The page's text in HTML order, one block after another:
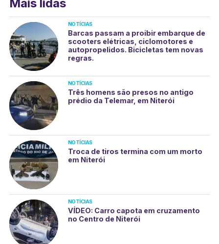
Mais lidas
NOTÍCIAS
Barcas passam a proibir embarque de
scooters elétricas, ciclomotores e
autopropelidos. Bicicletas tem novas
regras.
NOTÍCIAS
Três homens são presos no antigo
prédio da Telemar, em Niterói
NOTÍCIAS
Troca de tiros termina com um morto
em Niterói
NOTÍCIAS
VÍDEO: Carro capota em cruzamento
no Centro de Niterói